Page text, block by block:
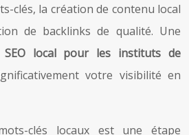
clés, la création de contenu local
de backlinks de qualité. Une
SEO local pour les instituts de
votre visibilité en
clés locaux est une étape